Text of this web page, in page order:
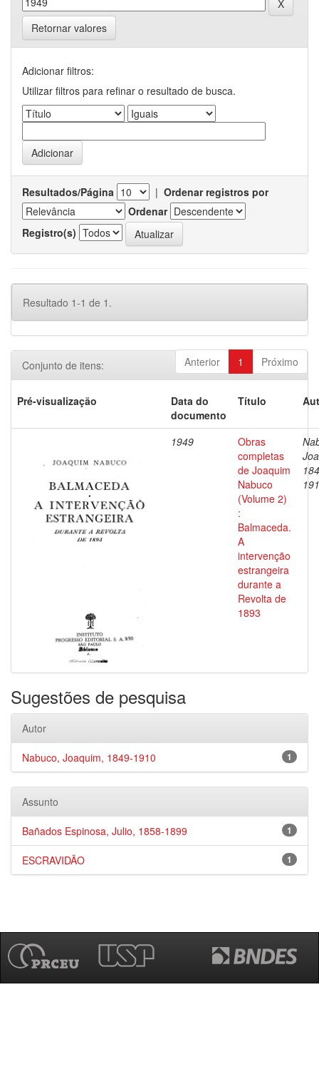
Retornar valores
Adicionar filtros:
Utilizar filtros para refinar o resultado de busca.
Resultados/Página | Ordenar registros por
Ordenar
Registro(s)
Resultado 1-1 de 1.
Anterior 1 Próximo
Conjunto de itens:
Pré-visualização
Data do
documento
Título
1949
Obras
completas
de Joaquim
Nabuco
(Volume 2)
:
Balmaceda.
A
intervenção
estrangeira
durante a
Revolta de
1893
Sugestões de pesquisa
Autor
1
Nabuco, Joaquim, 1849-1910
Assunto
1
Bañados Espinosa, Julio, 1858-1899
1
ESCRAVIDÃO